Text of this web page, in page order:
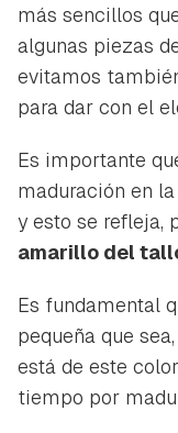
más sencillos
algunas piezas
evitamos
para dar con el
Es importante
maduración en
y esto se refleja,
amarillo del
Es fundamental
pequeña que
está de este
tiempo por